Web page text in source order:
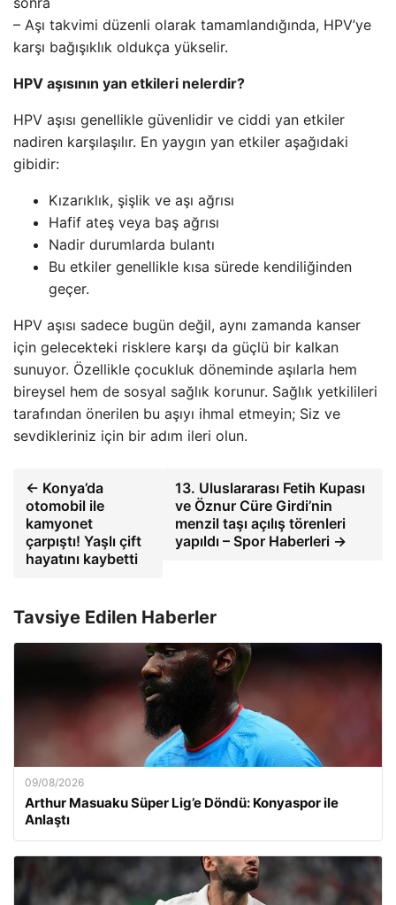
– Aşı takvimi düzenli olarak tamamlandığında, HPV’ye
karşı bağışıklık oldukça yükselir.
HPV aşısının yan etkileri nelerdir?
HPV aşısı genellikle güvenlidir ve ciddi yan etkiler
nadiren karşılaşılır. En yaygın yan etkiler aşağıdaki
gibidir:
Kızarıklık, şişlik ve aşı ağrısı
Hafif ateş veya baş ağrısı
Nadir durumlarda bulantı
Bu etkiler genellikle kısa sürede kendiliğinden
geçer.
HPV aşısı sadece bugün değil, aynı zamanda kanser
için gelecekteki risklere karşı da güçlü bir kalkan
sunuyor. Özellikle çocukluk döneminde aşılarla hem
bireysel hem de sosyal sağlık korunur. Sağlık yetkilileri
tarafından önerilen bu aşıyı ihmal etmeyin; Siz ve
sevdikleriniz için bir adım ileri olun.
← Konya’da
otomobil ile
kamyonet
çarpıştı! Yaşlı çift
hayatını kaybetti
13. Uluslararası Fetih Kupası
ve Öznur Cüre Girdi’nin
menzil taşı açılış törenleri
yapıldı – Spor Haberleri →
Tavsiye Edilen Haberler
09/08/2026
Arthur Masuaku Süper Lig’e Döndü: Konyaspor ile
Anlaştı